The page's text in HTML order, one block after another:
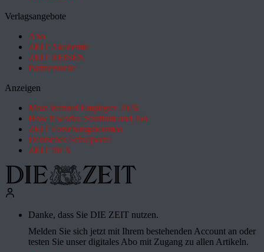
Verlagsangebote
Abo
ZEIT Akademie
ZEIT REISEN
Partnersuche
Anzeigen
Most Wanted Employer 2026
How it works: Studium und Job
ZEIT Forschungskosmos
Deutsches Schulportal
ZEIT für X
Danke, dass Sie DIE ZEIT nutzen.
Melden Sie sich jetzt mit Ihrem bestehenden Account an oder
testen Sie unser digitales Abo mit Zugang zu allen Artikeln.